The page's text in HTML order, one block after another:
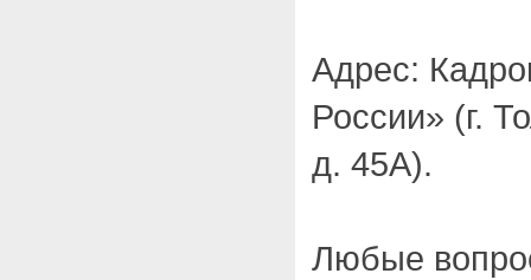
Адрес:
России» (г.
д. 45А).
Любые